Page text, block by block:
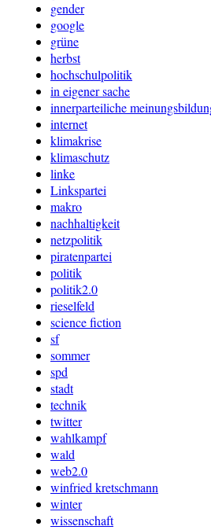
gender
google
grüne
herbst
hochschulpolitik
in eigener sache
innerparteiliche
internet
klimakrise
klimaschutz
linke
Linkspartei
makro
nachhaltigkeit
netzpolitik
piratenpartei
politik
politik2.0
rieselfeld
science fiction
sf
sommer
spd
stadt
technik
twitter
wahlkampf
wald
web2.0
winfried kretschmann
winter
wissenschaft